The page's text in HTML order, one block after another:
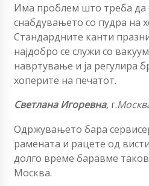
Има проблем што треба да
снабдувањето со пудра на
Стандардните канти
најдобро се служи со
навртување и ја регулира
хоперите на печатот.
Светлана Игоревна, г.
Одржувањето бара
рамената и рацете од
долго време баравме таков
Москва.